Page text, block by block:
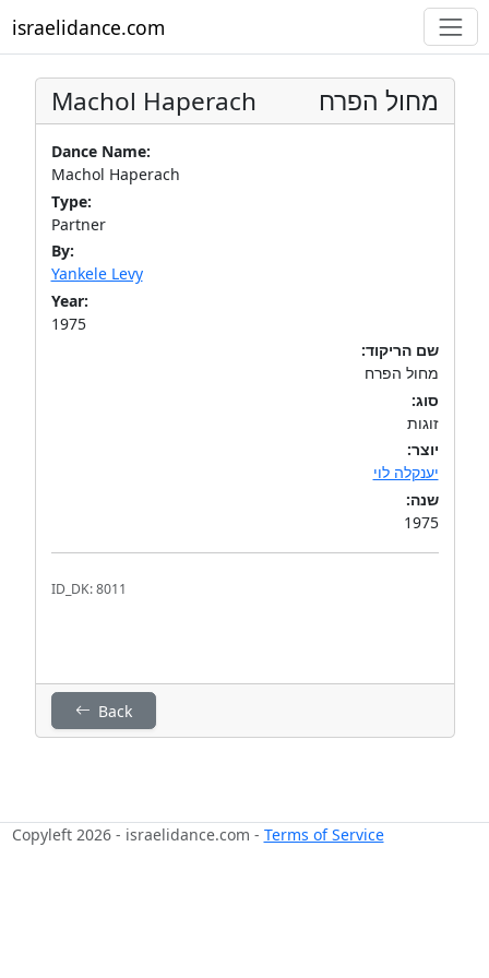
israelidance.com
Machol Haperach מחול הפרח
Dance Name:
Machol Haperach
Type:
Partner
By:
Yankele Levy
Year:
1975
שם הריקוד:
מחול הפרח
סוג:
זוגות
יוצר:
יענקלה לוי
שנה:
1975
ID_DK: 8011
Back
Copyleft 2026 - israelidance.com - Terms of Service